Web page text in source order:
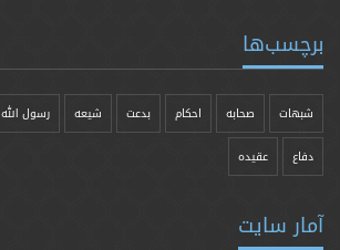
برچسب‌ها
شبهات صحابه احکام بدعت شیعه رسول الله
دفاع عقیده
آمار سایت